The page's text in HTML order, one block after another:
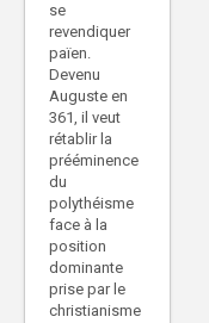
se
revendiquer
païen.
Devenu
Auguste en
361, il veut
rétablir la
prééminence
du
polythéisme
face à la
position
dominante
prise par le
christianisme